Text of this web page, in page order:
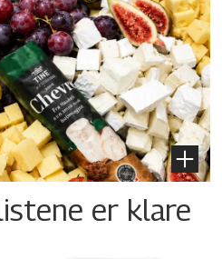
er klare